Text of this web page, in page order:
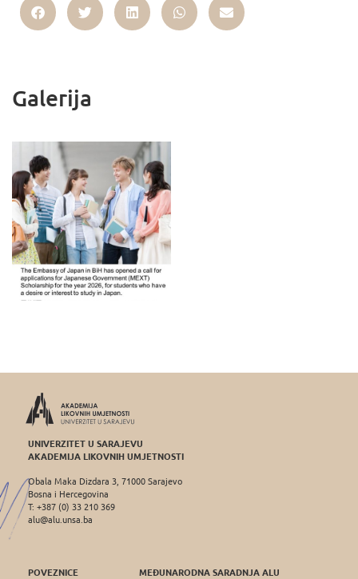
Galerija
UNIVERZITET U SARAJEVU
AKADEMIJA LIKOVNIH UMJETNOSTI
Obala Maka Dizdara 3, 71000 Sarajevo
Bosna i Hercegovina
T: +387 (0) 33 210 369
alu@alu.unsa.ba
POVEZNICE MEĐUNARODNA SARADNJA ALU